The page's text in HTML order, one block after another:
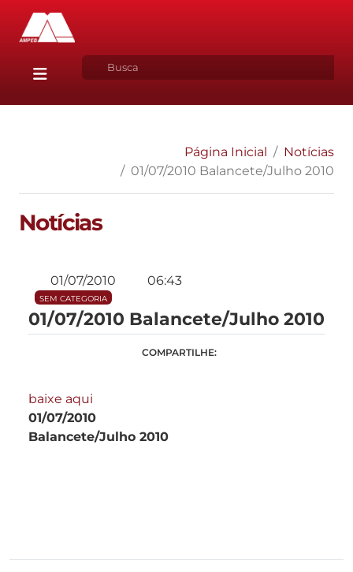
Página Inicial
Notícias
01/07/2010 Balancete/Julho 2010
Notícias
01/07/2010 06:43
SEM CATEGORIA
01/07/2010 Balancete/Julho 2010
COMPARTILHE:
baixe aqui
01/07/2010
Balancete/Julho 2010